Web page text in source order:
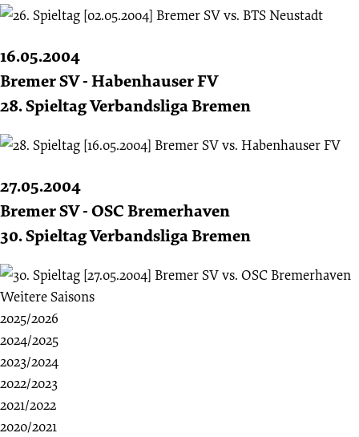
16.05.2004
Bremer SV - Habenhauser FV
28. Spieltag Verbandsliga Bremen
27.05.2004
Bremer SV - OSC Bremerhaven
30. Spieltag Verbandsliga Bremen
Weitere Saisons
2025/2026
2024/2025
2023/2024
2022/2023
2021/2022
2020/2021